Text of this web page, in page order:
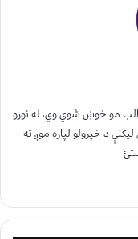
مو خوښ شوي وي، له نورو
د خپرولو لپاره موږ ته